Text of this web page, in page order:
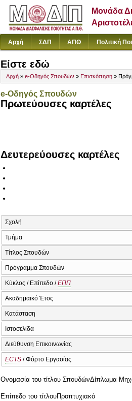
Μονάδα
Αρχή ΣΔΠ ΑΠΘ Πολιτική
Είστε εδώ
Αρχή » e-Οδηγός Σπουδών » Επισκόπηση »
e-Οδηγός Σπουδών
Πρωτεύουσες καρτέλες
Δευτερεύουσες καρτέλες
Σχολή
Τμήμα
Τίτλος Σπουδών
Πρόγραμμα Σπουδών
Κύκλος / Επίπεδο /ΕΠΠ
Ακαδημαϊκό Έτος
Κατάσταση
Ιστοσελίδα
Διεύθυνση Επικοινωνίας
ECTS / Φόρτο Εργασίας
Ονομασία του τίτλου ΣπουδώνΔίπλωμα
Επίπεδο του τίτλουΠροπτυχιακό